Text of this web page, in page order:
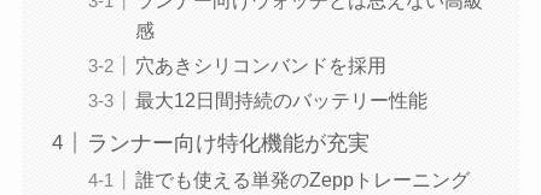
感
穴あきシリコンバンドを採用
最大12日間持続のバッテリー性能
ランナー向け特化機能が充実
誰でも使える単発のZeppトレーニング